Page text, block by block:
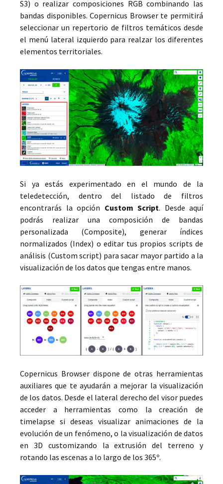
S3) o realizar composiciones RGB combinando las
bandas disponibles. Copernicus Browser te permitirá
seleccionar un repertorio de filtros temáticos desde
el menú lateral izquierdo para realzar los diferentes
elementos territoriales.
Si ya estás experimentado en el mundo de la
teledetección, dentro del listado de filtros
encontrarás la opción Custom Script. Desde aquí
podrás realizar una composición de bandas
personalizada (Composite), generar índices
normalizados (Index) o editar tus propios scripts de
análisis (Custom script) para sacar mayor partido a la
visualización de los datos que tengas entre manos.
Copernicus Browser dispone de otras herramientas
auxiliares que te ayudarán a mejorar la visualización
de los datos. Desde el lateral derecho del visor puedes
acceder a herramientas como la creación de
timelapse si deseas visualizar animaciones de la
evolución de un fenómeno, o la visualización de datos
en 3D customizando la extrusión del terreno y
rotando las escenas a lo largo de los 365º.